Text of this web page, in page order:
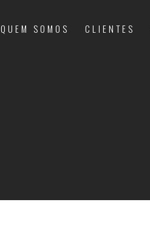
QUEM SOMOS CLIENTES